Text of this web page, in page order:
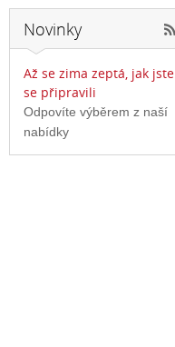
Novinky
Až se zima zeptá, jak jste
se připravili
Odpovíte výběrem z naší
nabídky